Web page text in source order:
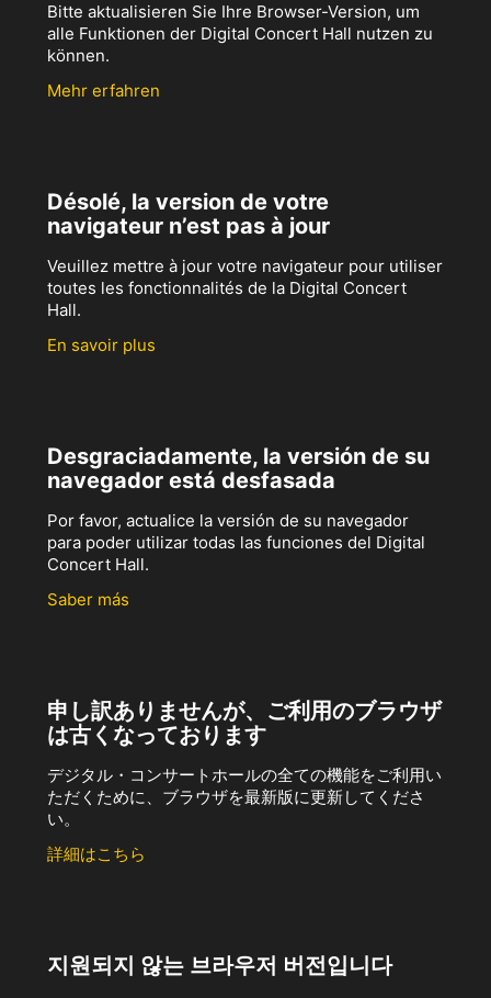
Bitte aktualisieren Sie Ihre Browser-Version, um
alle Funktionen der Digital Concert Hall nutzen zu
können.
Mehr erfahren
Désolé, la version de votre
navigateur n’est pas à jour
Veuillez mettre à jour votre navigateur pour utiliser
toutes les fonctionnalités de la Digital Concert
Hall.
En savoir plus
Desgraciadamente, la versión de su
navegador está desfasada
Por favor, actualice la versión de su navegador
para poder utilizar todas las funciones del Digital
Concert Hall.
Saber más
申し訳ありませんが、ご利用のブラウザ
は古くなっております
デジタル・コンサートホールの全ての機能をご利用い
ただくために、ブラウザを最新版に更新してくださ
い。
詳細はこちら
지원되지 않는 브라우저 버전입니다